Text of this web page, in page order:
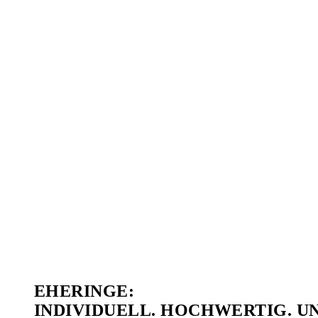
EHERINGE:
INDIVIDUELL. HOCHWERTIG.